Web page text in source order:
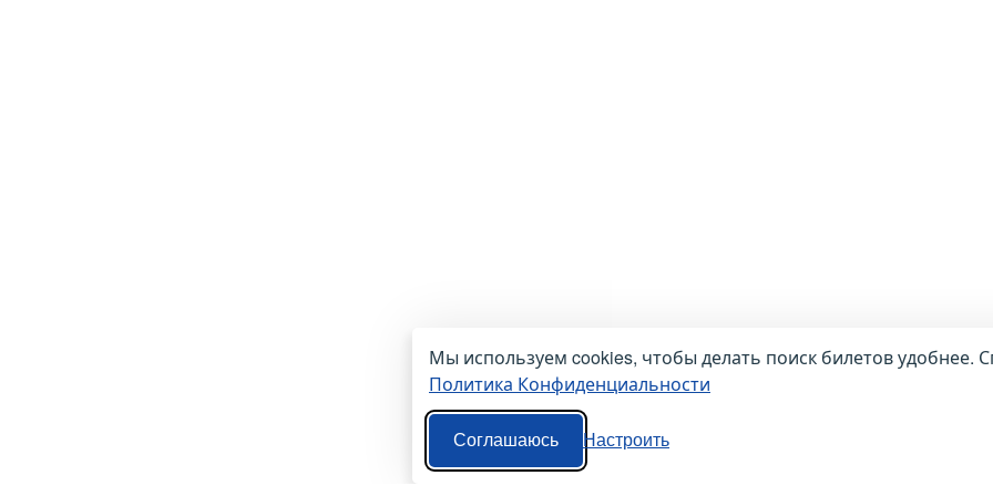
Мы используем cookies, чтобы делать поиск билетов удобнее.
Политика Конфиденциальности
Соглашаюсь Настроить